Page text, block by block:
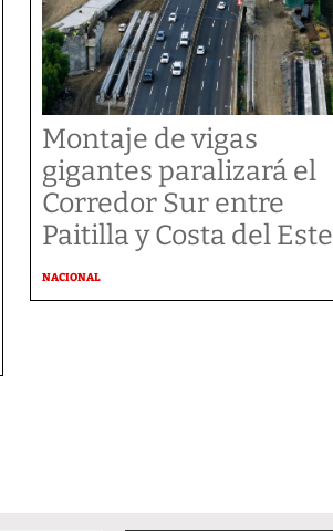
Montaje de vigas
gigantes paralizará el
Corredor Sur entre
Paitilla y Costa del Este
NACIONAL